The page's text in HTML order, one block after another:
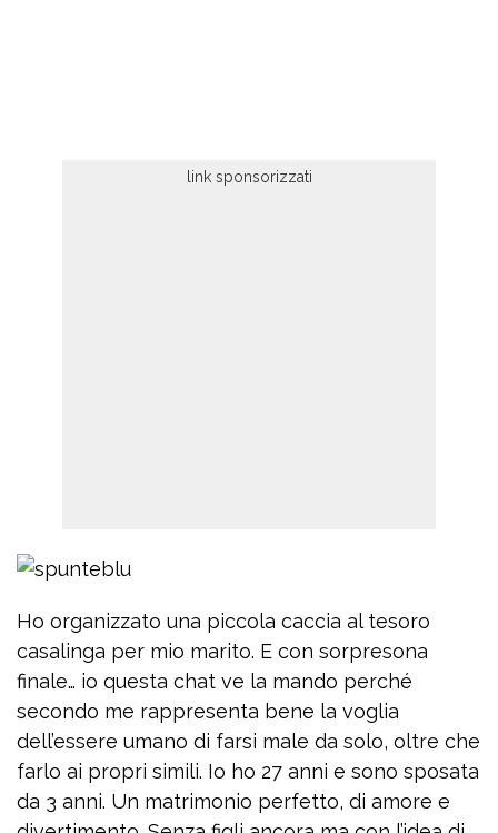
Ho organizzato una piccola caccia al tesoro
casalinga per mio marito. E con sorpresona
finale… io questa chat ve la mando perché
secondo me rappresenta bene la voglia
dell’essere umano di farsi male da solo, oltre che
farlo ai propri simili. Io ho 27 anni e sono sposata
da 3 anni. Un matrimonio perfetto, di amore e